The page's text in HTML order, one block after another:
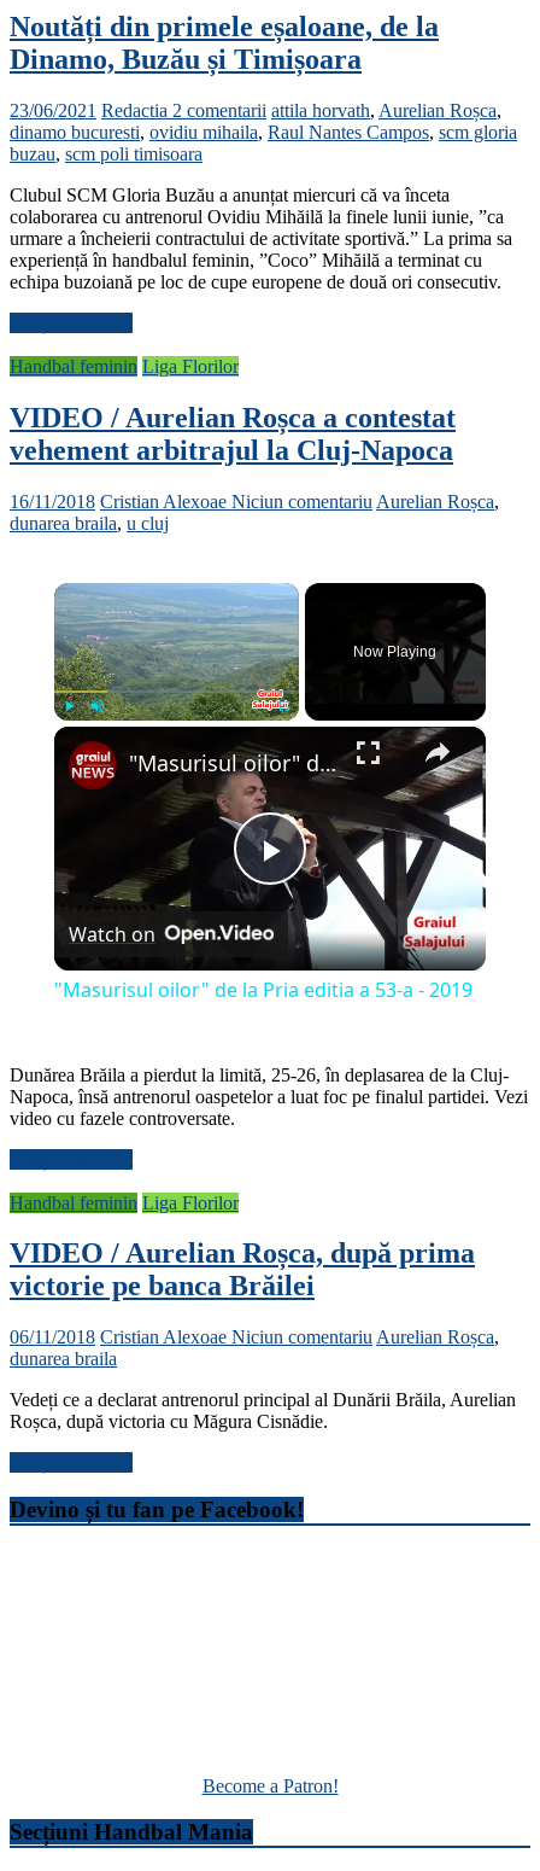
Noutăți din primele eșaloane, de la
Dinamo, Buzău și Timișoara
23/06/2021 Redactia 2 comentarii attila horvath, Aurelian Roșca,
dinamo bucuresti, ovidiu mihaila, Raul Nantes Campos, scm gloria
buzau, scm poli timisoara
Clubul SCM Gloria Buzău a anunțat miercuri că va înceta
colaborarea cu antrenorul Ovidiu Mihăilă la finele lunii iunie, ”ca
urmare a încheierii contractului de activitate sportivă.” La prima sa
experiență în handbalul feminin, ”Coco” Mihăilă a terminat cu
echipa buzoiană pe loc de cupe europene de două ori consecutiv.
Handbal feminin Liga Florilor
VIDEO / Aurelian Roșca a contestat
vehement arbitrajul la Cluj-Napoca
16/11/2018 Cristian Alexoae Niciun comentariu Aurelian Roșca,
dunarea braila, u cluj
×
Now Playing
×
Play
Video
"Masurisul oilor" de la Pria editia a 53-a - 2019
Watch on
"Masurisul oilor" de la Pria editia a 53-a - 2019
Dunărea Brăila a pierdut la limită, 25-26, în deplasarea de la Cluj-
Napoca, însă antrenorul oaspetelor a luat foc pe finalul partidei. Vezi
video cu fazele controversate.
Handbal feminin Liga Florilor
VIDEO / Aurelian Roșca, după prima
victorie pe banca Brăilei
06/11/2018 Cristian Alexoae Niciun comentariu Aurelian Roșca,
dunarea braila
Vedeți ce a declarat antrenorul principal al Dunării Brăila, Aurelian
Roșca, după victoria cu Măgura Cisnădie.
Devino și tu fan pe Facebook!
Become a Patron!
Secțiuni Handbal Mania